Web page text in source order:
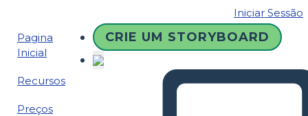
Iniciar Sessão
Pagina
Inicial
Recursos
Preços
CRIE UM STORYBOARD